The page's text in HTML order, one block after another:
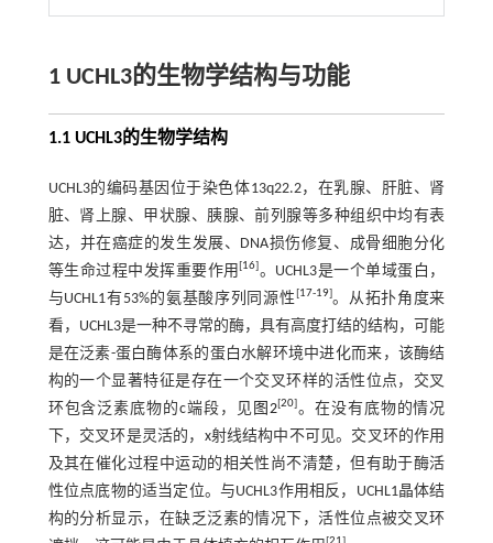
1 UCHL3的生物学结构与功能
1.1 UCHL3的生物学结构
UCHL3的编码基因位于染色体13q22.2，在乳腺、肝脏、肾
脏、肾上腺、甲状腺、胰腺、前列腺等多种组织中均有表
达，并在癌症的发生发展、DNA损伤修复、成骨细胞分化
等生命过程中发挥重要作用[16]。UCHL3是一个单域蛋白，
与UCHL1有53%的氨基酸序列同源性 [17-19]。从拓扑角度来
看，UCHL3是一种不寻常的酶，具有高度打结的结构，可能
是在泛素-蛋白酶体系的蛋白水解环境中进化而来，该酶结
构的一个显著特征是存在一个交叉环样的活性位点，交叉
环包含泛素底物的c端段，见 图2[20]。在没有底物的情况
下，交叉环是灵活的，x射线结构中不可见。交叉环的作用
及其在催化过程中运动的相关性尚不清楚，但有助于酶活
性位点底物的适当定位。与UCHL3作用相反，UCHL1晶体结
构的分析显示，在缺乏泛素的情况下，活性位点被交叉环